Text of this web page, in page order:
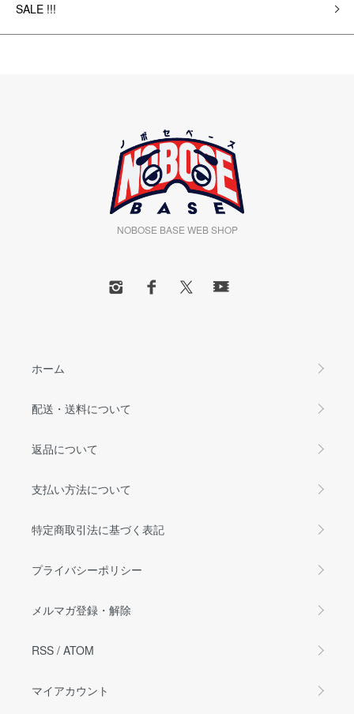
SALE !!!
NOBOSE BASE WEB SHOP
ホーム
配送・送料について
返品について
支払い方法について
特定商取引法に基づく表記
プライバシーポリシー
メルマガ登録・解除
RSS / ATOM
マイアカウント